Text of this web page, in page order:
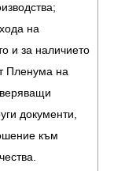
на
и за наличието
Пленума на
документи,
към